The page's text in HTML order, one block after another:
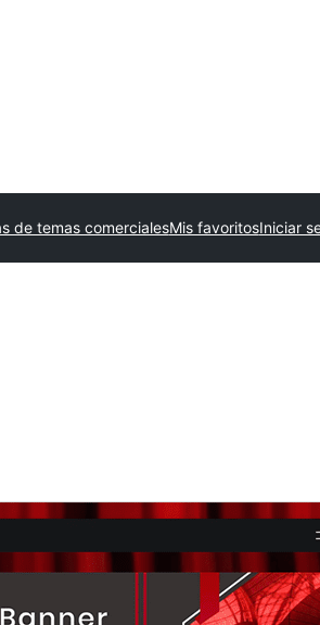
de temas comercialesMis favoritosIniciar
Vista previaDescargar
Versión
Última actualización
Instalaciones activas